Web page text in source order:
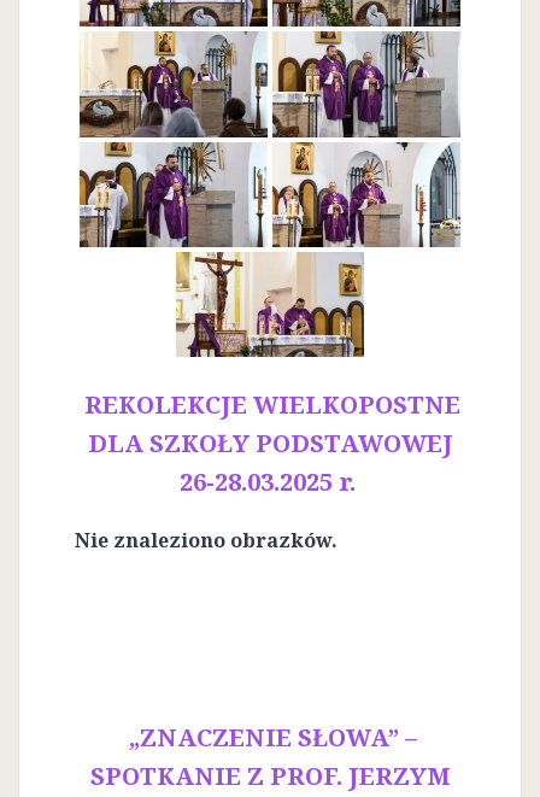
REKOLEKCJE WIELKOPOSTNE
DLA SZKOŁY PODSTAWOWEJ
26-28.03.2025 r.
Nie znaleziono obrazków.
„ZNACZENIE SŁOWA” –
SPOTKANIE Z PROF. JERZYM